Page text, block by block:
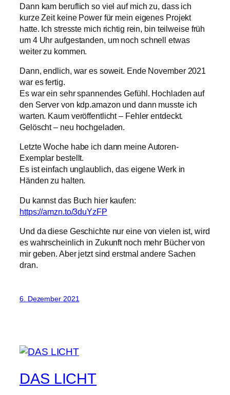
Dann kam beruflich so viel auf mich zu, dass ich
kurze Zeit keine Power für mein eigenes Projekt
hatte. Ich stresste mich richtig rein, bin teilweise früh
um 4 Uhr aufgestanden, um noch schnell etwas
weiter zu kommen.
Dann, endlich, war es soweit. Ende November 2021
war es fertig.
Es war ein sehr spannendes Gefühl. Hochladen auf
den Server von kdp.amazon und dann musste ich
warten. Kaum veröffentlicht – Fehler entdeckt.
Gelöscht – neu hochgeladen.
Letzte Woche habe ich dann meine Autoren-
Exemplar bestellt.
Es ist einfach unglaublich, das eigene Werk in
Händen zu halten.
Du kannst das Buch hier kaufen:
https://amzn.to/3duYzFP
Und da diese Geschichte nur eine von vielen ist, wird
es wahrscheinlich in Zukunft noch mehr Bücher von
mir geben. Aber jetzt sind erstmal andere Sachen
dran.
6. Dezember 2021
DAS LICHT